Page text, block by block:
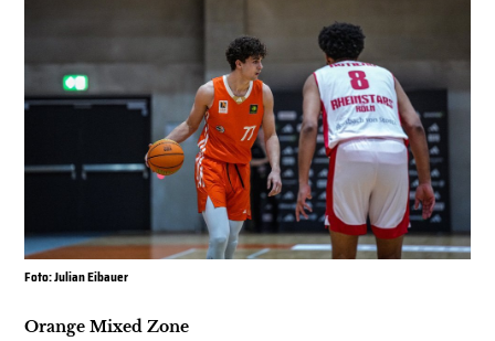
Foto: Julian Eibauer
Orange Mixed Zone